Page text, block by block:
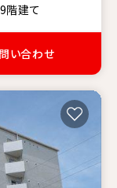
階建て
い合わせ